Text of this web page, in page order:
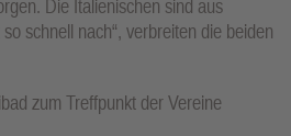
Die Italienischen sind aus
schnell nach“, verbreiten die beiden
zum Treffpunkt der Vereine